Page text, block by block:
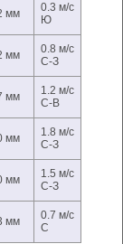
мм
0.3 м/с
Ю
мм
0.8 м/с
С-З
мм
1.2 м/с
С-В
мм
1.8 м/с
С-З
мм
1.5 м/с
С-З
мм
0.7 м/с
С